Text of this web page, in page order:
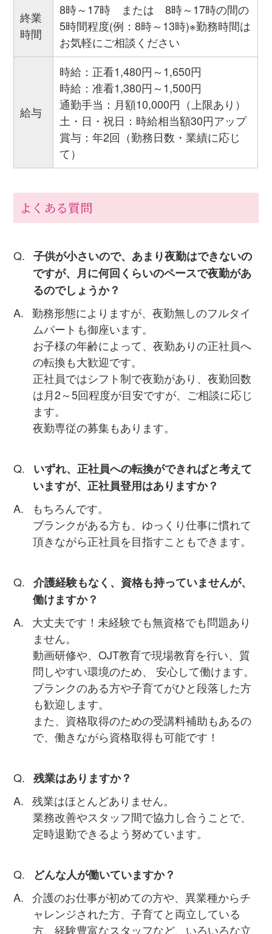
終業
時間
8時～17時 または 8時～17時の間の
5時間程度(例：8時～13時)※勤務時間は
お気軽にご相談ください
給与
時給：正看1,480円～1,650円
時給：准看1,380円～1,500円
通勤手当：月額10,000円（上限あり）
土・日・祝日：時給相当額30円アップ
賞与：年2回（勤務日数・業績に応じ
て）
よくある質問
子供が小さいので、あまり夜勤はできないの
ですが、月に何回くらいのペースで夜勤があ
るのでしょうか？
勤務形態によりますが、夜勤無しのフルタイ
ムパートも御座います。
お子様の年齢によって、夜勤ありの正社員へ
の転換も大歓迎です。
正社員ではシフト制で夜勤があり、夜勤回数
は月2～5回程度が目安ですが、ご相談に応じ
ます。
夜勤専従の募集もあります。
いずれ、正社員への転換ができればと考えて
いますが、正社員登用はありますか？
もちろんです。
ブランクがある方も、ゆっくり仕事に慣れて
頂きながら正社員を目指すこともできます。
介護経験もなく、資格も持っていませんが、
働けますか？
大丈夫です！未経験でも無資格でも問題あり
ません。
動画研修や、OJT教育で現場教育を行い、質
問しやすい環境のため、 安心して働けます。
ブランクのある方や子育てがひと段落した方
も歓迎します。
また、資格取得のための受講料補助もあるの
で、働きながら資格取得も可能です！
残業はありますか？
残業はほとんどありません。
業務改善やスタッフ間で協力し合うことで、
定時退勤できるよう努めています。
どんな人が働いていますか？
介護のお仕事が初めての方や、異業種からチ
ャレンジされた方、子育てと両立している
方、経験豊富なスタッフなど、いろいろな立